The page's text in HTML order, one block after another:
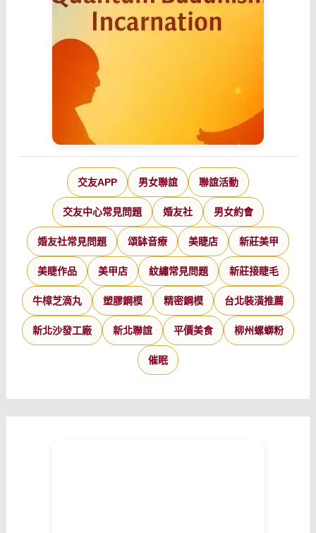
交友APP 男女聯誼 聯誼活動
交友中心常見問題 婚友社 男女約會
婚友社常見問題 頌缽音療 美睫店 新莊美甲
美睫作品 美甲店 紋繡常見問題 新莊接睫毛
牛樟芝滴丸 塑膠鋼模 精密鋼模 台北裝潢推薦
新北沙發工廠 新北聯誼 平價美食 柳州螺螄粉
催眠